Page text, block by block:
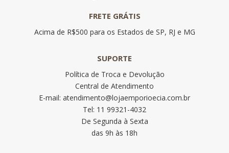
FRETE GRÁTIS
Acima de R$500 para os Estados de SP, RJ e MG
SUPORTE
Política de Troca e Devolução
Central de Atendimento
E-mail: atendimento@lojaemporioecia.com.br
Tel: 11 99321-4032
De Segunda à Sexta
das 9h às 18h